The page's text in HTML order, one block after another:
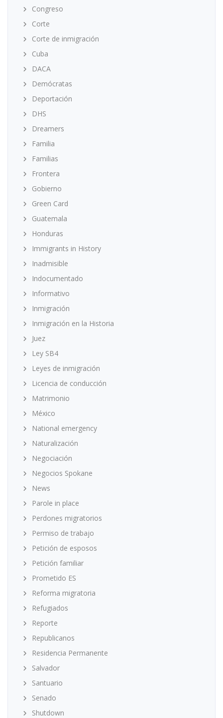
Congreso
Corte
Corte de inmigración
Cuba
DACA
Demócratas
Deportación
DHS
Dreamers
Familia
Familias
Frontera
Gobierno
Green Card
Guatemala
Honduras
Immigrants in History
Inadmisible
Indocumentado
Informativo
Inmigración
Inmigración en la Historia
Juez
Ley SB4
Leyes de inmigración
Licencia de conducción
Matrimonio
México
National emergency
Naturalización
Negociación
Negocios Spokane
News
Parole in place
Perdones migratorios
Permiso de trabajo
Petición de esposos
Petición familiar
Prometido ES
Reforma migratoria
Refugiados
Reporte
Republicanos
Residencia Permanente
Salvador
Santuario
Senado
Shutdown